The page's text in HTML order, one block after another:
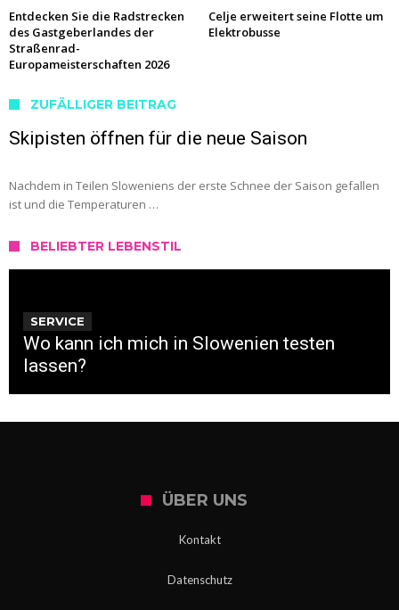
Entdecken Sie die Radstrecken
des Gastgeberlandes der
Straßenrad-
Europameisterschaften 2026
Celje erweitert seine Flotte um
Elektrobusse
ZUFÄLLIGER BEITRAG
Skipisten öffnen für die neue Saison
Nachdem in Teilen Sloweniens der erste Schnee der Saison gefallen
ist und die Temperaturen …
BELIEBTER LEBENSTIL
SERVICE
Wo kann ich mich in Slowenien testen
lassen?
ÜBER UNS
Kontakt
Datenschutz